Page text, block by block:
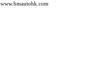
www.bmautohk.com